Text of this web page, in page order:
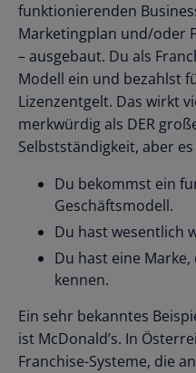
funktionierenden
Marketingplan und/oder
– ausgebaut. Du als
Modell ein und bezahlst
Lizenzentgelt. Das wirkt
merkwürdig als DER
Selbstständigkeit, aber
Du bekommst ein
Geschäftsmodell.
Du hast wesentlich
Du hast eine
kennen.
Ein sehr bekanntes
ist McDonald’s. In
Franchise-Systeme, die